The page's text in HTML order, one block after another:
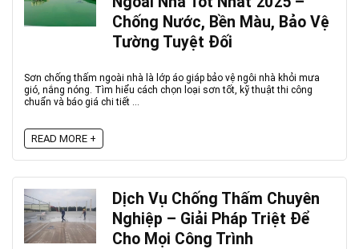
Chống Nước, Bền Màu, Bảo Vệ
Tường Tuyệt Đối
Sơn chống thấm ngoài nhà là lớp áo giáp bảo vệ ngôi nhà khỏi mưa
gió, nắng nóng. Tìm hiểu cách chọn loại sơn tốt, kỹ thuật thi công
chuẩn và báo giá chi tiết ...
READ MORE +
Dịch Vụ Chống Thấm Chuyên
Nghiệp – Giải Pháp Triệt Để
Cho Mọi Công Trình